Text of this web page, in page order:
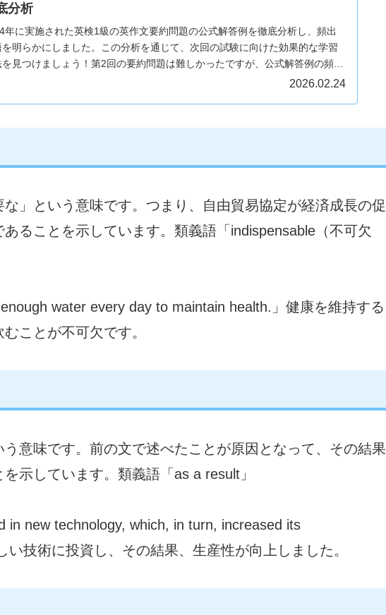
分析
年に実施された英検1級の英作文要約問題の公式解答例を徹底分析し、頻出
を明らかにしました。この分析を通じて、次回の試験に向けた効果的な学習
見つけましょう！第2回の要約問題は難しかったですが、公式解答例の頻出
をしっかりと学習することで、次回の試験に向けた準備がより効果的になり
2026.02.24
な」という意味です。つまり、自由貿易協定が経済成長の促
ることを示しています。類義語「indispensable（不可欠
water every day to maintain health.」健康を維持する
ことが不可欠です。
う意味です。前の文で述べたことが原因となって、その結果
示しています。類義語「as a result」
in new technology, which, in turn, increased its
い技術に投資し、その結果、生産性が向上しました。